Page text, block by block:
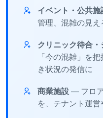
イベント・公共施
管理、混雑の見
クリニック待合・
「今の混雑」を
き状況の発信に
商業施設― フロ
を、テナント運